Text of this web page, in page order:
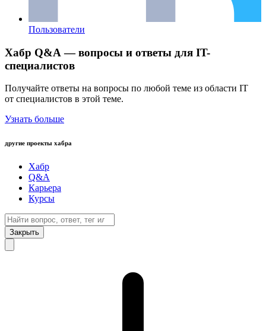
Пользователи
Хабр Q&A — вопросы и ответы для IT-
специалистов
Получайте ответы на вопросы по любой теме из области IT
от специалистов в этой теме.
Узнать больше
другие проекты хабра
Хабр
Q&A
Карьера
Курсы
Закрыть